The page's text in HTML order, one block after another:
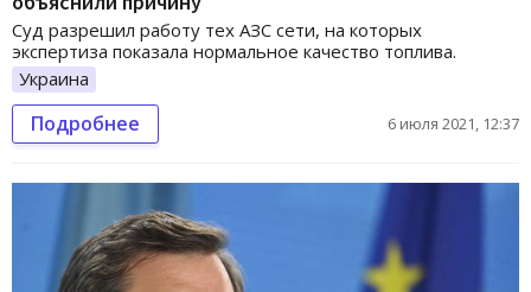
Суд разрешил работу тех АЗС сети, на которых
экспертиза показала нормальное качество топлива.
Украина
Подробнее 6 июля 2021, 12:37